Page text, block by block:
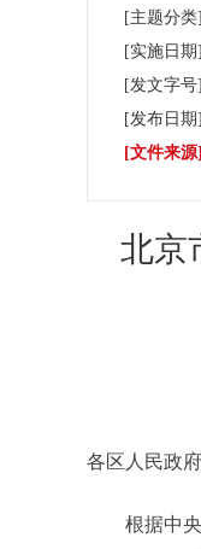
[主题分类]
[实施日期]
[发文字号]
[发布日期]
[文件来源]
北京
各区人民政
根据中央